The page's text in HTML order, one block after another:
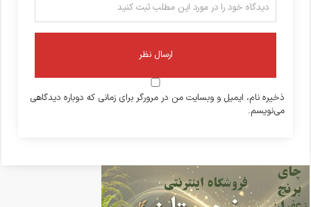
ذخیره نام، ایمیل و وبسایت من در مرورگر برای زمانی که دوباره دیدگاهی
می‌نویسم.